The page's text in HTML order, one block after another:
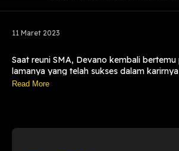
11 Maret 2023
Saat reuni SMA, Devano kembali
lamanya yang telah sukses dalam
diantara hiruk pikuk pesta itu, Devano
Merekapun akhirnya memutuskan untuk
Read More